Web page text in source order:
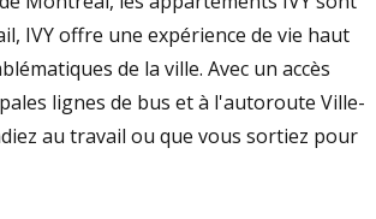
IVY offre une expérience de vie haut
de la ville. Avec un accès
lignes de bus et à l'autoroute Ville-
au travail ou que vous sortiez pour